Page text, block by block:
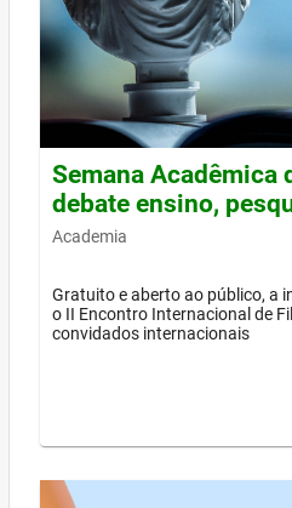
Semana Acadêmica
debate ensino,
Academia
Gratuito e aberto ao público, a
o II Encontro Internacional de
convidados internacionais